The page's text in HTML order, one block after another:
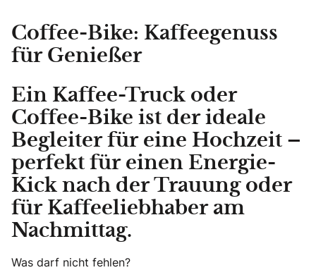
Coffee-Bike: Kaffeegenuss
für Genießer
Ein Kaffee-Truck oder
Coffee-Bike ist der ideale
Begleiter für eine Hochzeit –
perfekt für einen Energie-
Kick nach der Trauung oder
für Kaffeeliebhaber am
Nachmittag.
Was darf nicht fehlen?